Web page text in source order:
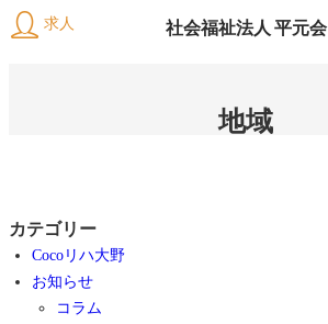
プ平
元
会
地域
カテゴリー
Cocoリハ大野
お知らせ
コラム
求人 社会福祉法人 平元会